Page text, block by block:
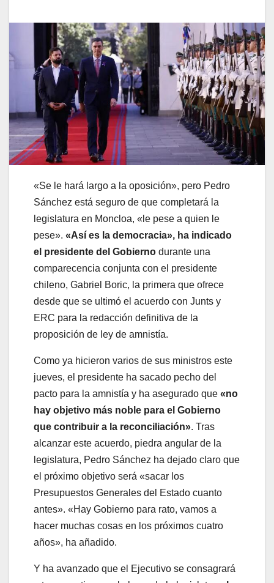
«Se le hará largo a la oposición», pero Pedro
Sánchez está seguro de que completará la
legislatura en Moncloa, «le pese a quien le
pese». «Así es la democracia», ha indicado
el presidente del Gobierno durante una
comparecencia conjunta con el presidente
chileno, Gabriel Boric, la primera que ofrece
desde que se ultimó el acuerdo con Junts y
ERC para la redacción definitiva de la
proposición de ley de amnistía.
Como ya hicieron varios de sus ministros este
jueves, el presidente ha sacado pecho del
pacto para la amnistía y ha asegurado que «no
hay objetivo más noble para el Gobierno
que contribuir a la reconciliación». Tras
alcanzar este acuerdo, piedra angular de la
legislatura, Pedro Sánchez ha dejado claro que
el próximo objetivo será «sacar los
Presupuestos Generales del Estado cuanto
antes». «Hay Gobierno para rato, vamos a
hacer muchas cosas en los próximos cuatro
años», ha añadido.
Y ha avanzado que el Ejecutivo se consagrará